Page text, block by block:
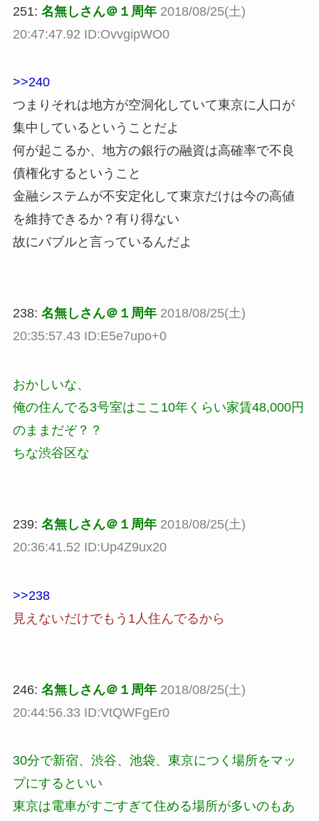
251: 名無しさん＠１周年 2018/08/25(土)
20:47:47.92 ID:OvvgipWO0
>>240
つまりそれは地方が空洞化していて東京に人口が
集中しているということだよ
何が起こるか、地方の銀行の融資は高確率で不良
債権化するということ
金融システムが不安定化して東京だけは今の高値
を維持できるか？有り得ない
故にバブルと言っているんだよ
238: 名無しさん＠１周年 2018/08/25(土)
20:35:57.43 ID:E5e7upo+0
おかしいな、
俺の住んでる3号室はここ10年くらい家賃48,000円
のままだぞ？？
ちな渋谷区な
239: 名無しさん＠１周年 2018/08/25(土)
20:36:41.52 ID:Up4Z9ux20
>>238
見えないだけでもう1人住んでるから
246: 名無しさん＠１周年 2018/08/25(土)
20:44:56.33 ID:VtQWFgEr0
30分で新宿、渋谷、池袋、東京につく場所をマッ
プにするといい
東京は電車がすごすぎて住める場所が多いのもあ